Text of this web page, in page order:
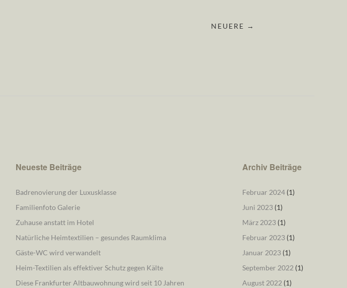
NEUERE →
Neueste Beiträge
Badrenovierung der Luxusklasse
Familienfoto Galerie
Zuhause anstatt im Hotel
Natürliche Heimtextilien – gesundes Raumklima
Gäste-WC wird verwandelt
Heim-Textilien als effektiver Schutz gegen Kälte
Diese Frankfurter Altbauwohnung wird seit 10 Jahren
Archiv Beiträge
Februar 2024(1)
Juni 2023(1)
März 2023(1)
Februar 2023(1)
Januar 2023(1)
September 2022 (1)
August 2022 (1)